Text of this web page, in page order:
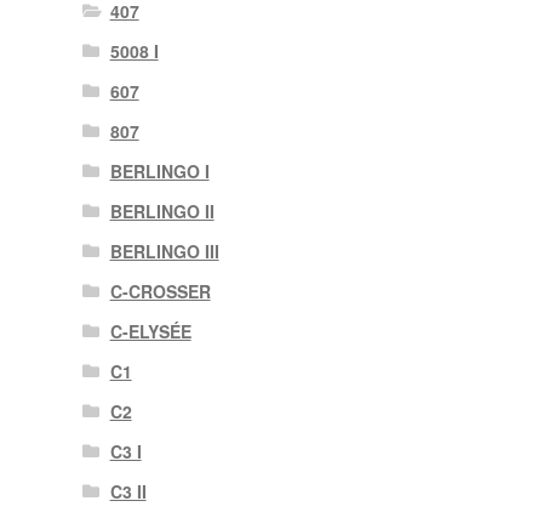
407
5008 I
607
807
BERLINGO I
BERLINGO II
BERLINGO III
C-CROSSER
C-ELYSÉE
C1
C2
C3 I
C3 II